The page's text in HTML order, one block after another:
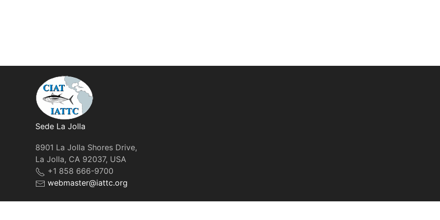
Sede La Jolla
8901 La Jolla Shores Drive,
La Jolla, CA 92037, USA
+1 858 666-9700
webmaster@iattc.org